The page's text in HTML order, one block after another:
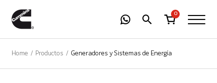
0
Home Productos Generadores y Sistemas de Energía